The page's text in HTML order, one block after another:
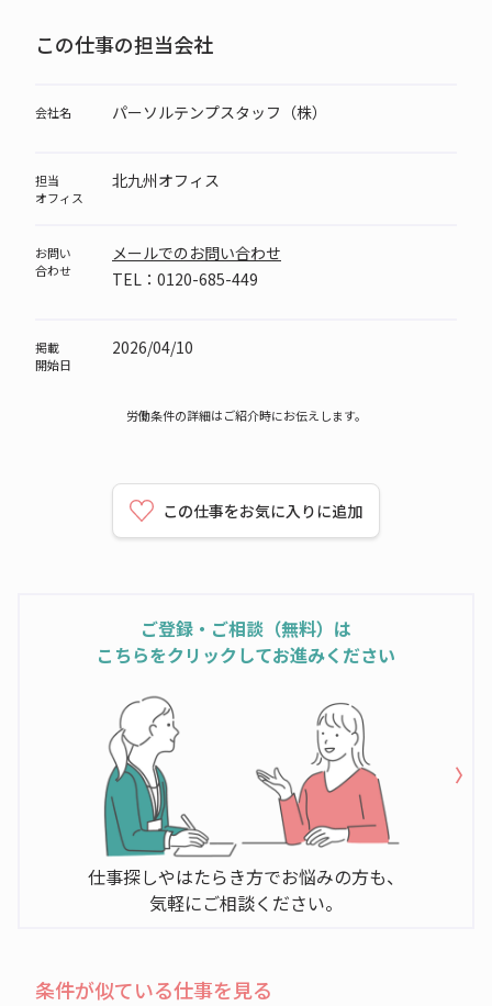
この仕事の担当会社
会社名 パーソルテンプスタッフ（株）
担当
オフィス
北九州オフィス
お問い
合わせ
メールでのお問い合わせ
TEL：0120-685-449
掲載
開始日
2026/04/10
労働条件の詳細はご紹介時にお伝えします。
この仕事をお気に入りに追加
ご登録・ご相談（無料）は
こちらをクリックしてお進みください
仕事探しやはたらき方でお悩みの方も、
気軽にご相談ください。
条件が似ている仕事を見る